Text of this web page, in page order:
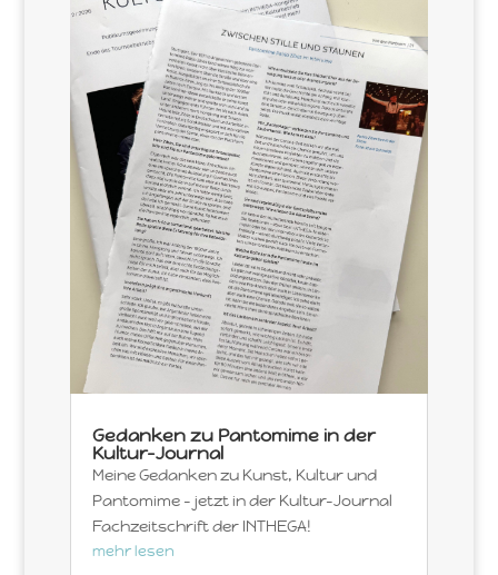
Gedanken zu Pantomime in der
Kultur-Journal
Meine Gedanken zu Kunst, Kultur und
Pantomime – jetzt in der Kultur-Journal
Fachzeitschrift der INTHEGA!
mehr lesen